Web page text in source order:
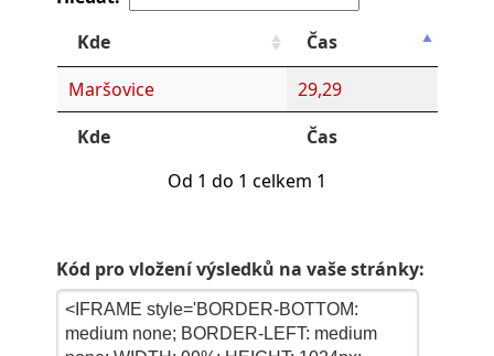
Kde
Čas
Maršovice
29,29
Kde
Čas
Od 1 do 1 celkem 1
Kód pro vložení výsledků na vaše stránky: